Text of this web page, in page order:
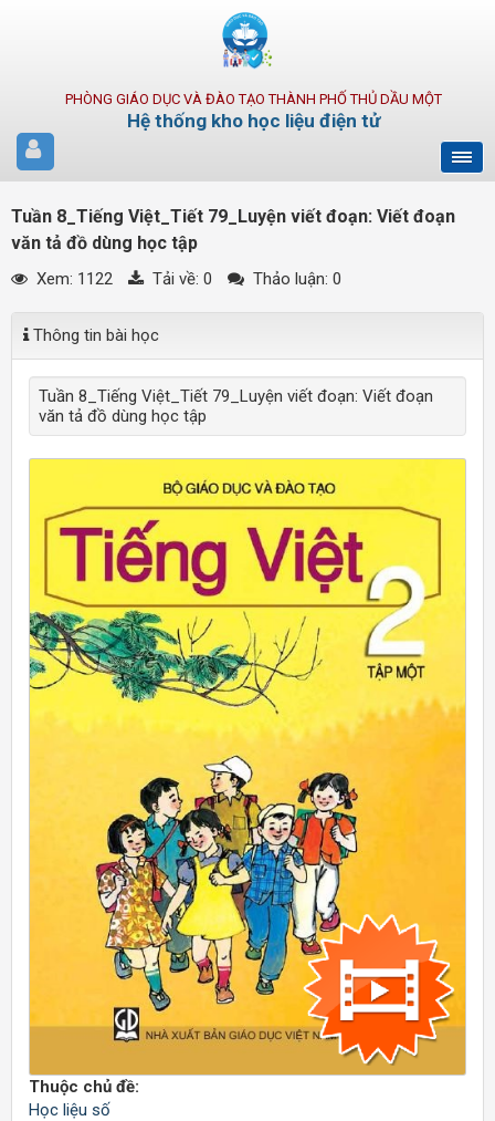
PHÒNG GIÁO DỤC VÀ ĐÀO TẠO THÀNH PHỐ THỦ DẦU MỘT
Hệ thống kho học liệu điện tử
Tuần 8_Tiếng Việt_Tiết 79_Luyện viết đoạn: Viết đoạn
văn tả đồ dùng học tập
Xem: 1122 Tải về: 0 Thảo luận: 0
Thông tin bài học
Tuần 8_Tiếng Việt_Tiết 79_Luyện viết đoạn: Viết đoạn
văn tả đồ dùng học tập
Thuộc chủ đề:
Học liệu số